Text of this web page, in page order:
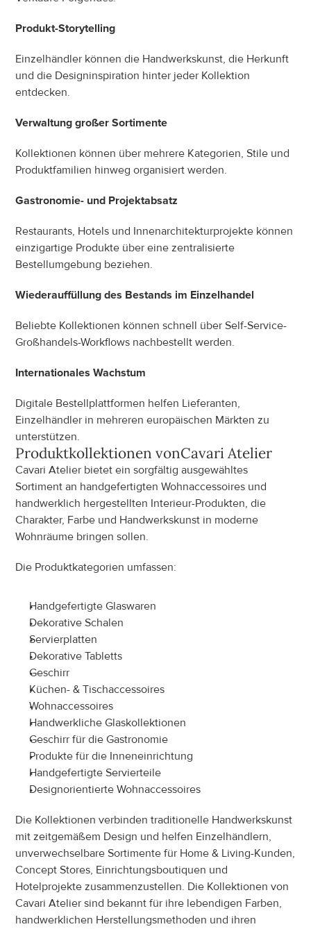
Produkt-Storytelling
Einzelhändler können die Handwerkskunst, die Herkunft
und die Designinspiration hinter jeder Kollektion
entdecken.
Verwaltung großer Sortimente
Kollektionen können über mehrere Kategorien, Stile und
Produktfamilien hinweg organisiert werden.
Gastronomie- und Projektabsatz
Restaurants, Hotels und Innenarchitekturprojekte können
einzigartige Produkte über eine zentralisierte
Bestellumgebung beziehen.
Wiederauffüllung des Bestands im Einzelhandel
Beliebte Kollektionen können schnell über Self-Service-
Großhandels-Workflows nachbestellt werden.
Internationales Wachstum
Digitale Bestellplattformen helfen Lieferanten,
Einzelhändler in mehreren europäischen Märkten zu
unterstützen.
Produktkollektionen vonCavari Atelier
Cavari Atelier bietet ein sorgfältig ausgewähltes
Sortiment an handgefertigten Wohnaccessoires und
handwerklich hergestellten Interieur-Produkten, die
Charakter, Farbe und Handwerkskunst in moderne
Wohnräume bringen sollen.
Die Produktkategorien umfassen:
Handgefertigte Glaswaren
Dekorative Schalen
Servierplatten
Dekorative Tabletts
Geschirr
Küchen- & Tischaccessoires
Wohnaccessoires
Handwerkliche Glaskollektionen
Geschirr für die Gastronomie
Produkte für die Inneneinrichtung
Handgefertigte Servierteile
Designorientierte Wohnaccessoires
Die Kollektionen verbinden traditionelle Handwerkskunst
mit zeitgemäßem Design und helfen Einzelhändlern,
unverwechselbare Sortimente für Home & Living-Kunden,
Concept Stores, Einrichtungsboutiquen und
Hotelprojekte zusammenzustellen. Die Kollektionen von
Cavari Atelier sind bekannt für ihre lebendigen Farben,
handwerklichen Herstellungsmethoden und ihren